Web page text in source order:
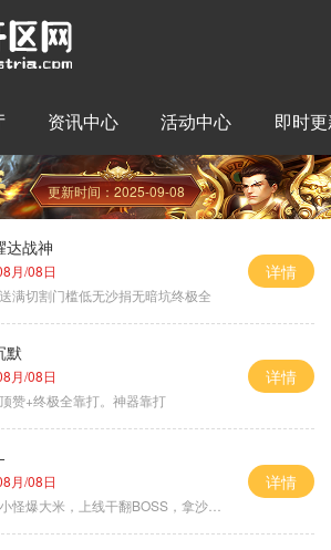
资讯中心 活动中心 即时
更新时间：2025-09-08
达战神
月/08日
送满切割门槛低无沙捐无暗坑终极全
详情
默
月/08日
顶赞+终极全靠打。神器靠打
详情
月/08日
小怪爆大米，上线干翻BOSS，拿沙大奖
详情